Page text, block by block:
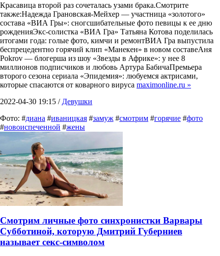
Красавица второй раз сочеталась узами брака.Смотрите
также:Надежда Грановская-Мейхер — участница «золотого»
состава «ВИА Гры»: сногсшибательные фото певицы к ее дню
рожденияЭкс-солистка «ВИА Гра» Татьяна Котова поделилась
итогами года: голые фото, кимчи и ремонтВИА Гра выпустила
беспрецедентно горячий клип «Манекен» в новом составеАня
Pokrov — блогерша из шоу «Звезды в Африке»: у нее 8
миллионов подписчиков и любовь Артура БабичаПремьера
второго сезона сериала «Эпидемия»: любуемся актрисами,
которые спасаются от коварного вируса maximonline.ru »
2022-04-30 19:15 / Девушки
Фото: #диана #иваницкая #замуж #смотрим #горячие #фото
#новоиспеченной #жены
Смотрим личные фото синхронистки Варвары
Субботиной, которую Дмитрий Губерниев
называет секс-символом